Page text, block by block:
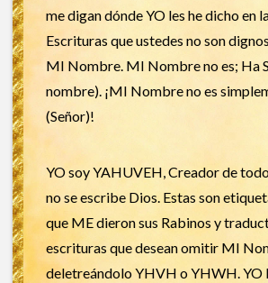
me digan dónde YO les he dicho en
Escrituras que ustedes no son
MI Nombre. MI Nombre no es; Ha
nombre). ¡MI Nombre no es
(Señor)!
YO soy YAHUVEH, Creador de
no se escribe Dios. Estas son
que ME dieron sus Rabinos y
escrituras que desean omitir MI
deletreándolo YHVH o YHWH. YO